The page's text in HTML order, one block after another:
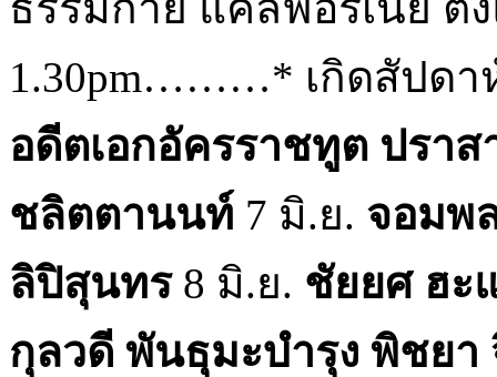
1.30pm………* เกิดสัปด
อดีตเอกอัครราชทูต ปรา
ชลิตตานนท์ 7 มิ.ย. จอมพ
ลิปิสุนทร8 มิ.ย. ชัยยศ ฮะ
กุลวดี พันธุมะบำรุง พิชยา